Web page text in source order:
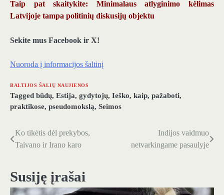
Taip pat skaitykite: Minimalaus atlyginimo kėlimas
Latvijoje tampa politinių diskusijų objektu
Sekite mus Facebook ir X!
Nuoroda į informacijos šaltinį
BALTIJOS ŠALIŲ NAUJIENOS
Tagged būdų, Estija, gydytojų, Ieško, kaip, pažaboti,
praktikose, pseudomokslą, Seimos
Navigacija
įrašų
Ko tikėtis dėl prekybos,
Taivano ir Irano karo
Indijos vaidmuo
netvarkingame pasaulyje
Susiję įrašai